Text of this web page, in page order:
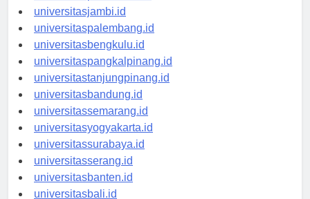
universitaspekanbaru.id
universitasjambi.id
universitaspalembang.id
universitasbengkulu.id
universitaspangkalpinang.id
universitastanjungpinang.id
universitasbandung.id
universitassemarang.id
universitasyogyakarta.id
universitassurabaya.id
universitasserang.id
universitasbanten.id